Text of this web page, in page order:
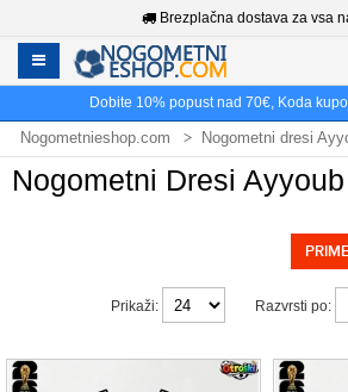
Brezplačna dostava za vsa
Dobite 10% popust nad 70€, Koda
Nogometnieshop.com Nogometni dresi
Nogometni Dresi
Razvrsti po:
Prikaži: